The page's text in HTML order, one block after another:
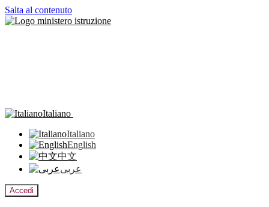
Salta al contenuto
Italiano
Italiano
English
中文
عربى
Accedi